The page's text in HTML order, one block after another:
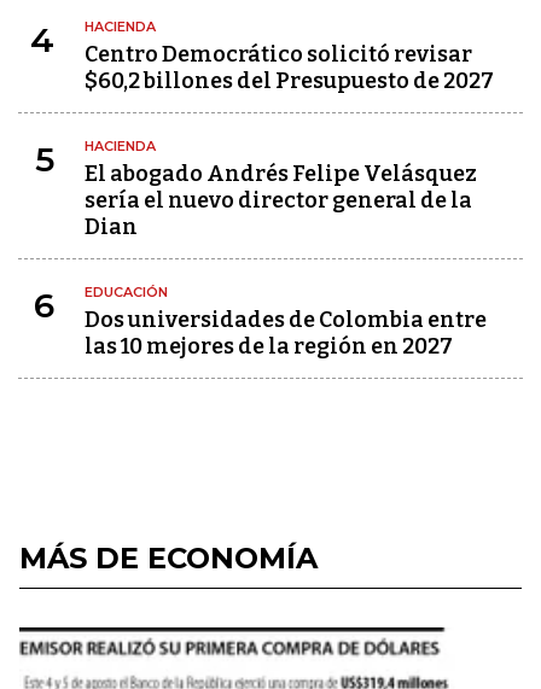
4 HACIENDA
Centro Democrático solicitó revisar
$60,2 billones del Presupuesto de 2027
5 HACIENDA
El abogado Andrés Felipe Velásquez
sería el nuevo director general de la
Dian
6 EDUCACIÓN
Dos universidades de Colombia entre
las 10 mejores de la región en 2027
MÁS DE ECONOMÍA